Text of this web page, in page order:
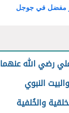
مفضل في جوجل
رضي الله عنهما
النبوي
والخُلفية